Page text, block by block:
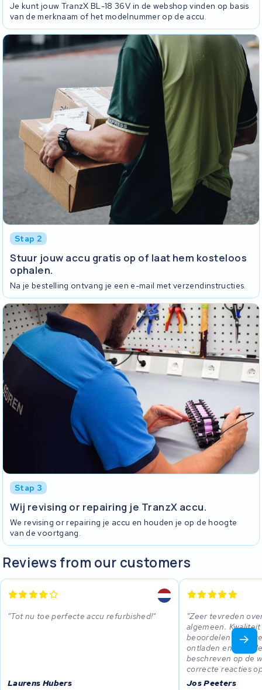
Je kunt jouw TranzX BL-18 36V in de webshop vinden op basis
van de merknaam of het modelnummer op de accu.
Stap 2
Stuur jouw accu gratis op of laat hem kosteloos
ophalen.
Na je bestelling ontvang je een e-mail met verzendinstructies.
Stap 3
Wij revising or repairing je TranzX accu.
We revising or repairing je accu en houden je op de hoogte
van de voortgang.
Reviews from our customers
Tot nu toe perfecte accu refurbished!
Laurens Hubers
Zeer tevreden
algemeen.
beoordelen na
ontladen en
beschreven op de
correcte reacties
Jos Peeters